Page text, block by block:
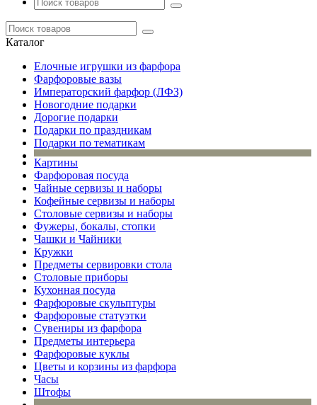
Каталог
Елочные игрушки из фарфора
Фарфоровые вазы
Императорский фарфор (ЛФЗ)
Новогодние подарки
Дорогие подарки
Подарки по праздникам
Подарки по тематикам
Картины
Фарфоровая посуда
Чайные сервизы и наборы
Кофейные сервизы и наборы
Столовые сервизы и наборы
Фужеры, бокалы, стопки
Чашки и Чайники
Кружки
Предметы сервировки стола
Столовые приборы
Кухонная посуда
Фарфоровые скульптуры
Фарфоровые статуэтки
Сувениры из фарфора
Предметы интерьера
Фарфоровые куклы
Цветы и корзины из фарфора
Часы
Штофы